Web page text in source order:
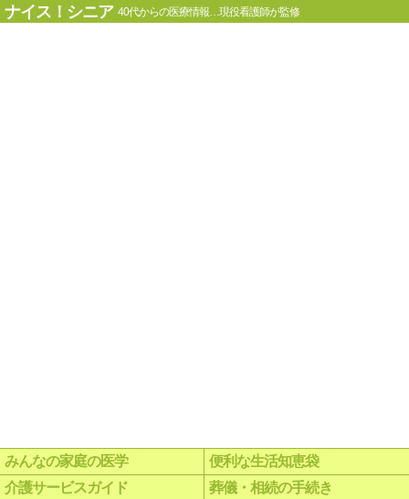
ナイス！シニア 40代からの医療情報…現役看護師が監修
みんなの家庭の医学
便利な生活知恵袋
介護サービスガイド
葬儀・相続の手続き